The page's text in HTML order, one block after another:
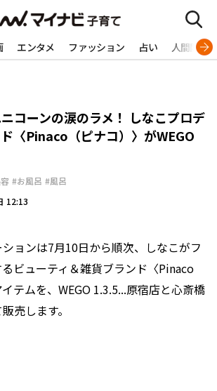
エンタメ ファッション 占い 人間関係
コーンの涙のラメ！ しなこプロデ
〈Pinaco（ピナコ）〉がWEGO
#お風呂 #風呂
12:13
ョンは7月10日から順次、しなこがフ
ビューティ＆雑貨ブランド〈Pinaco
イテムを、WEGO 1.3.5...原宿店と心斎橋
売します。